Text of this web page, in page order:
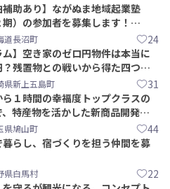
補助あり】ながぬま地域起業塾
期）の参加者を募集します！
〆】
道長沼町 24
ム】空き家のゼロ円物件は本当に
残置物との戦いから得た四つの
新上五島町
県新上五島町 31
１時間の幸福度トップクラスの
、特産物を活かした新商品開発＆
バー募集！
県鳩山町 44
暮らし、宿づくりを担う仲間を募
県白馬村 22